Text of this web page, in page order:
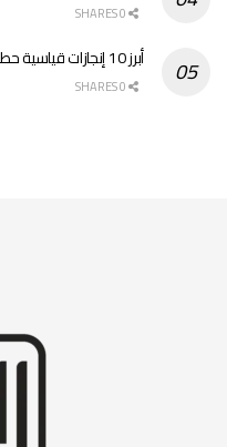
أبرز 10 إنجازات قياسية حطمها محمد صلاح فى 2024